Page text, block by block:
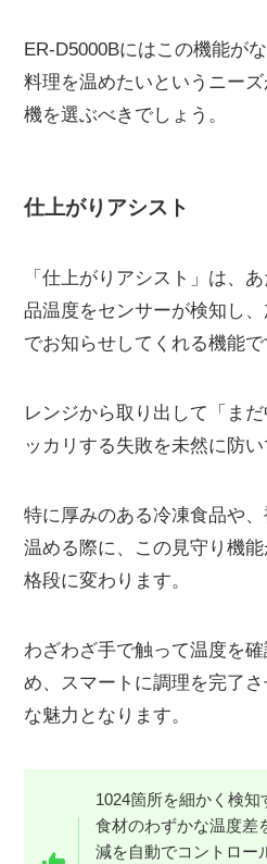
ER-D5000Bにはこの機能が
料理を温めたいというニー
機を選ぶべきでしょう。
仕上がりアシスト
「仕上がりアシスト」は、
品温度をセンサーが検知し
でお知らせしてくれる機能で
レンジから取り出して「ま
ッカリする失敗を未然に防い
特に厚みのある冷凍食品や
温める際に、この見守り機
格段に変わります。
わざわざ手で触って温度を
め、スマートに調理を完了
な魅力となります。
1024箇所を細かく検知
食材のわずかな温度差
減を自動でコントロー